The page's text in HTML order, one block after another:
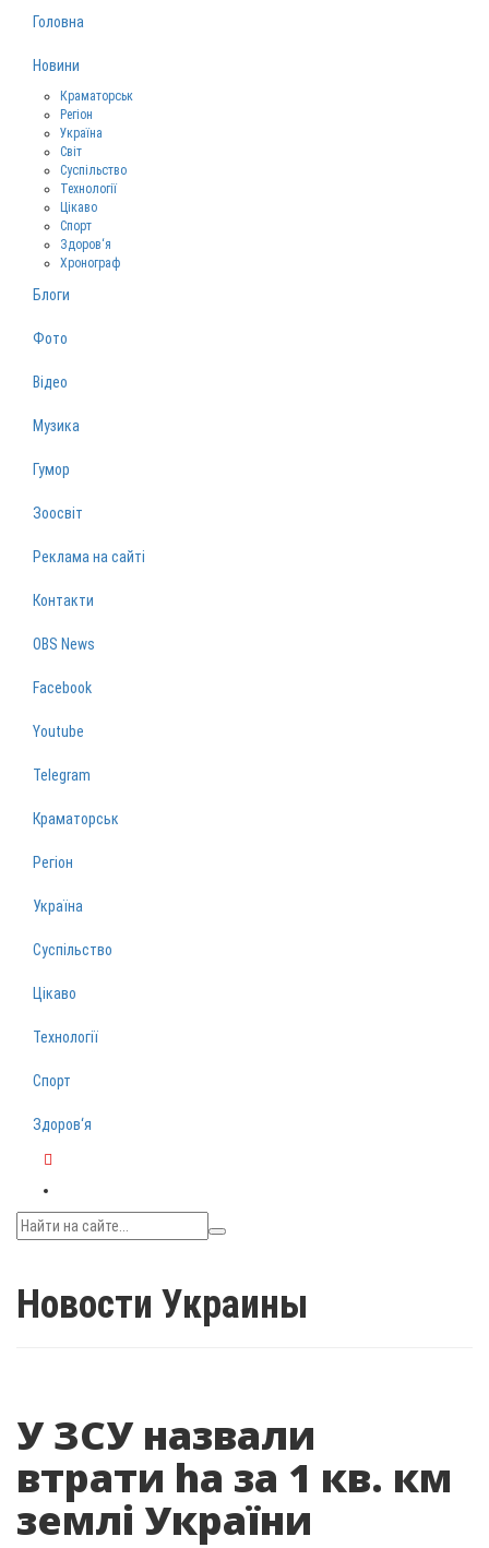
Головна
Новини
Краматорськ
Регіон
Україна
Світ
Суспільство
Технології
Цікаво
Спорт
Здоров‘я
Хронограф
Блоги
Фото
Відео
Музика
Гумор
Зоосвіт
Реклама на сайті
Контакти
OBS News
Facebook
Youtube
Telegram
Краматорськ
Регіон
Україна
Суспільство
Цікаво
Технології
Спорт
Здоров‘я
Новости Украины
У ЗСУ назвали
втрати ha за 1 кв. км
землі України